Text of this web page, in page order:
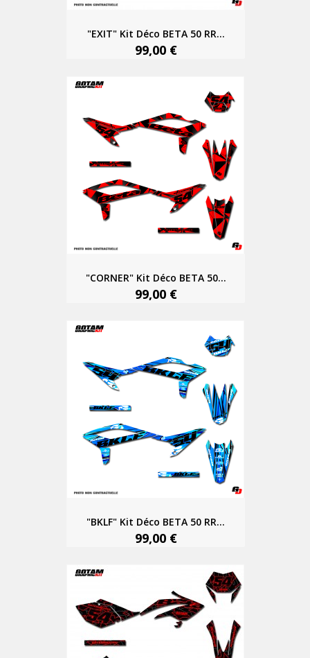
"EXIT" Kit Déco BETA 50 RR...
99,00 €
"CORNER" Kit Déco BETA 50...
99,00 €
"BKLF" Kit Déco BETA 50 RR...
99,00 €